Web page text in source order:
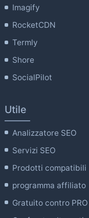
Imagify
RocketCDN
Termly
Shore
SocialPilot
Utile
Analizzatore SEO
Servizi SEO
Prodotti compatibili
programma affiliato
Gratuito contro PRO